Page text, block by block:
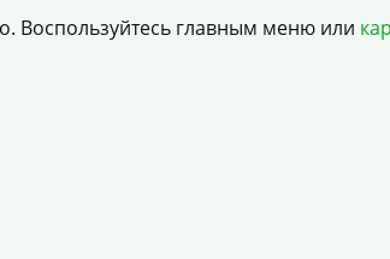
Воспользуйтесь главным меню или